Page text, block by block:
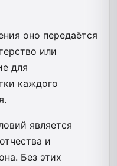
оно передаётся
или
для
каждого
является
и
Без этих